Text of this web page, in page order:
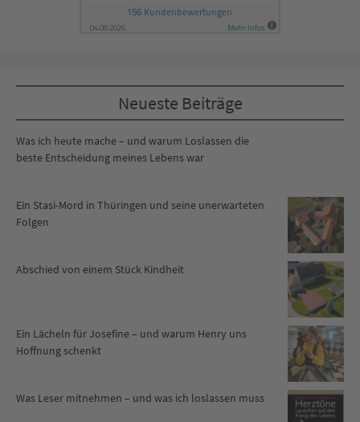
Neueste Beiträge
Was ich heute mache – und warum Loslassen die
beste Entscheidung meines Lebens war
Ein Stasi-Mord in Thüringen und seine unerwarteten
Folgen
Abschied von einem Stück Kindheit
Ein Lächeln für Josefine – und warum Henry uns
Hoffnung schenkt
Was Leser mitnehmen – und was ich loslassen muss